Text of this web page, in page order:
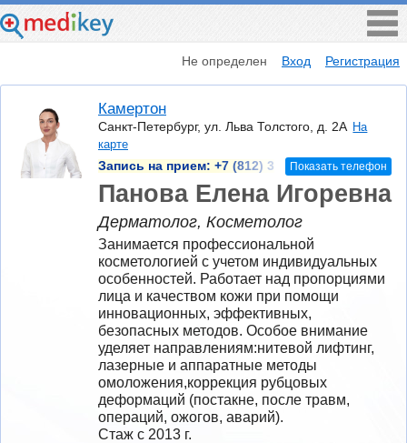
Не определен Вход Регистрация
Камертон
Санкт-Петербург, ул. Льва Толстого, д. 2А На
карте
Запись на прием: +7 (812) 3 Показать телефон
Панова Елена Игоревна
Дерматолог, Косметолог
Занимается профессиональной
косметологией с учетом индивидуальных
особенностей. Работает над пропорциями
лица и качеством кожи при помощи
инновационных, эффективных,
безопасных методов. Особое внимание
уделяет направлениям:нитевой лифтинг,
лазерные и аппаратные методы
омоложения,коррекция рубцовых
деформаций (постакне, после травм,
операций, ожогов, аварий).
Стаж с 2013 г.